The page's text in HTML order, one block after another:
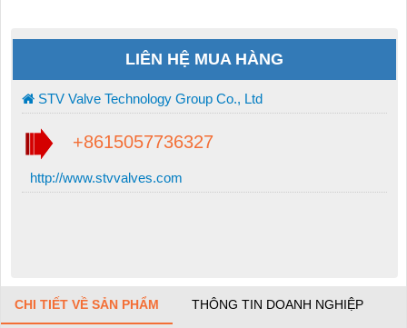
LIÊN HỆ MUA HÀNG
STV Valve Technology Group Co., Ltd
+8615057736327
http://www.stvvalves.com
CHI TIẾT VỀ SẢN PHẨM THÔNG TIN DOANH NGHIỆP